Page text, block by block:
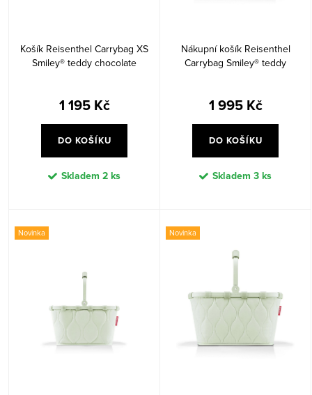
Košík Reisenthel Carrybag XS
Smiley® teddy chocolate
1 195 Kč
DO KOŠÍKU
Skladem 2 ks
Nákupní košík Reisenthel
Carrybag Smiley® teddy
1 995 Kč
DO KOŠÍKU
Skladem 3 ks
Novinka Novinka